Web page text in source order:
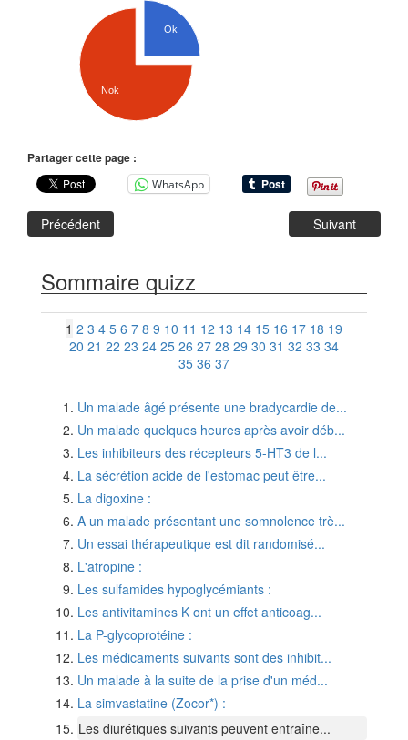
Ok
Nok
Partager cette page :
WhatsApp
Précédent Suivant
Sommaire quizz
1 2 3 4 5 6 7 8 9 10 11 12 13 14 15 16 17 18 19
20 21 22 23 24 25 26 27 28 29 30 31 32 33 34
35 36 37
Un malade âgé présente une bradycardie de...
Un malade quelques heures après avoir déb...
Les inhibiteurs des récepteurs 5-HT3 de l...
La sécrétion acide de l'estomac peut être...
La digoxine :
A un malade présentant une somnolence trè...
Un essai thérapeutique est dit randomisé...
L'atropine :
Les sulfamides hypoglycémiants :
Les antivitamines K ont un effet anticoag...
La P-glycoprotéine :
Les médicaments suivants sont des inhibit...
Un malade à la suite de la prise d'un méd...
La simvastatine (Zocor*) :
Les diurétiques suivants peuvent entraîne...